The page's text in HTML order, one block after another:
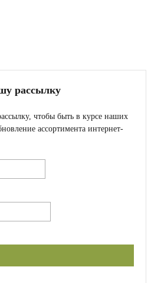
рассылку
чтобы быть в курсе наших
ассортимента интернет-